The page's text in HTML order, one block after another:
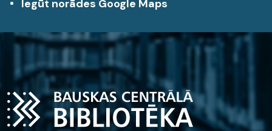
Iegūt norādes Google Maps